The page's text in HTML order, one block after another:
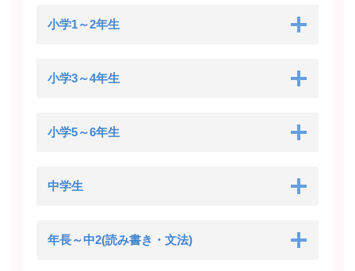
小学1～2年生
小学3～4年生
小学5～6年生
中学生
年長～中2(読み書き・文法)